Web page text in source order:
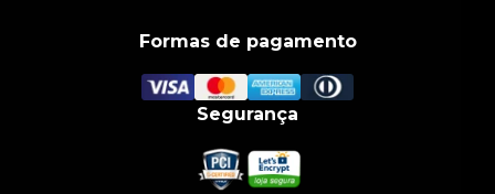
Formas de pagamento
Segurança